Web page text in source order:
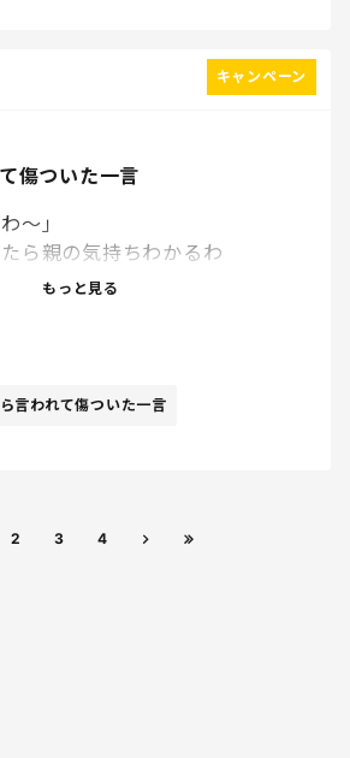
傷ついた一言
キャンペーン
〜」
たら親の気持ちわかるわ
いくらいいろいろあるなあ
もっと見る
言われて傷ついた一言
2 3 4